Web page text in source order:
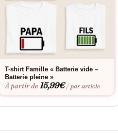
T-shirt Famille « Batterie vide –
Batterie pleine »
À partir de15,99€ / par article